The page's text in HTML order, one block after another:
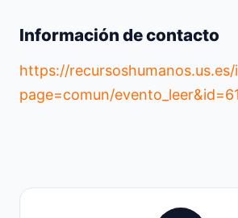
Información de contacto
https://
page=comun/